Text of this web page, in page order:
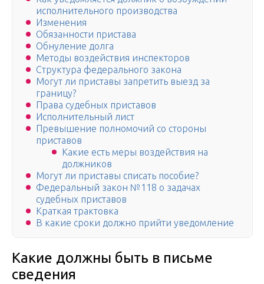
исполнительного производства
Изменения
Обязанности пристава
Обнуление долга
Методы воздействия инспекторов
Структура федерального закона
Могут ли приставы запретить выезд за
границу?
Права судебных приставов
Исполнительный лист
Превышение полномочий со стороны
приставов
Какие есть меры воздействия на
должников
Могут ли приставы списать пособие?
Федеральный закон №118 о задачах
судебных приставов
Краткая трактовка
В какие сроки должно прийти уведомление
Какие должны быть в письме
сведения